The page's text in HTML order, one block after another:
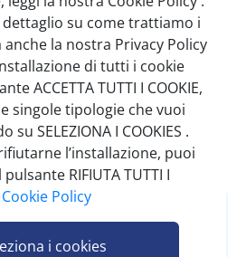
su come trattiamo i
la nostra Privacy Policy
di tutti i cookie
ACCETTA TUTTI I COOKIE,
singole tipologie che vuoi
su SELEZIONA I COOKIES .
l’installazione, puoi
RIFIUTA TUTTI I
Policy
i cookies
0360900
Divella
3
02/05/2027